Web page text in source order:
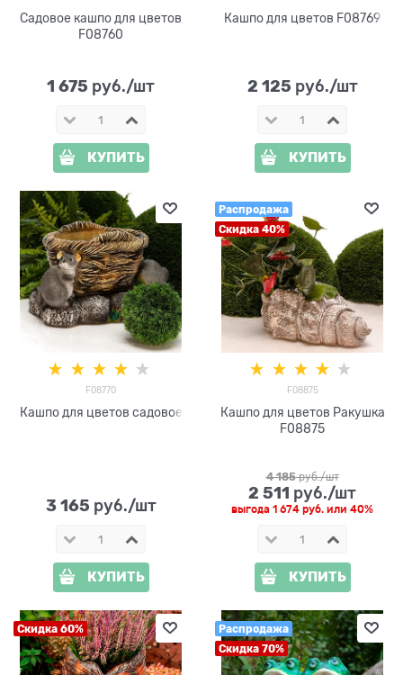
Садовое кашпо для цветов
F08760
1 675 руб./шт
КУПИТЬ
Кашпо для цветов F08769
2 125 руб./шт
КУПИТЬ
F08770
Кашпо для цветов садовое
3 165 руб./шт
КУПИТЬ
Распродажа
Скидка 40%
F08875
Кашпо для цветов Ракушка
F08875
4 185 руб./шт
2 511 руб./шт
выгода 1 674 руб. или 40%
КУПИТЬ
Скидка 60%
Распродажа
Скидка 70%